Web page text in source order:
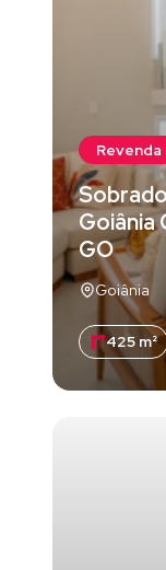
Revenda
Goiânia
GO
Goiânia
425 m²